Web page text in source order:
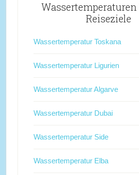
Wassertemperaturen
Reiseziele
Wassertemperatur Toskana
Wassertemperatur Ligurien
Wassertemperatur Algarve
Wassertemperatur Dubai
Wassertemperatur Side
Wassertemperatur Elba